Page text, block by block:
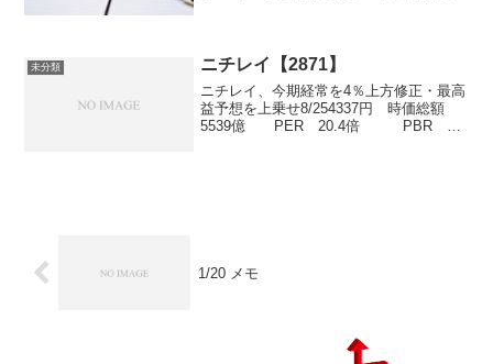
（前...
未分類 ニチレイ【2871】
ニチレイ、今期経常を4％上方修正・最高
益予想を上乗せ8/254337円 時価総額
5539億 PER 20.4倍 PBR 2.1
1/20 メモ